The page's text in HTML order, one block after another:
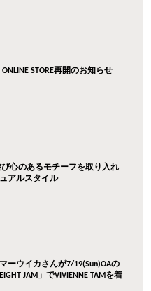
ONLINE STORE再開のお知らせ
び心のあるモチーフを取り入れ
アルスタイル
ーウイカさんが7/19(Sun)OAの
JAM」でVIVIENNE TAMを着